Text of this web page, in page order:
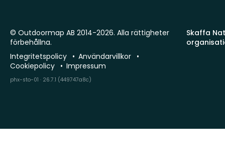
Skaffa
© Outdoormap AB 2014-2026. Alla rättigheter
förbehållna.
Integritetspolicy
Användarvillkor
Cookiepolicy
Impressum
phx-sto-01 · 26.7.1 (449747a8c)